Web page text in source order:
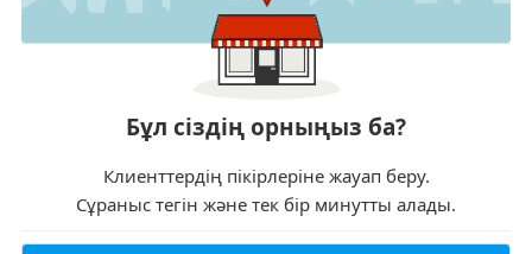
Бұл сіздің орныңыз ба?
Клиенттердің пікірлеріне жауап беру.
Сұраныс тегін және тек бір минутты алады.